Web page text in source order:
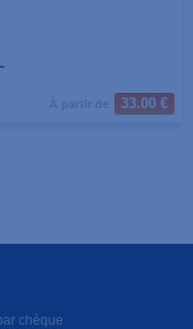
33.00 €
chèque